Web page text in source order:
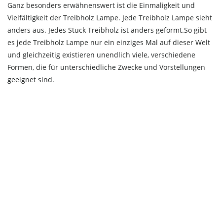
Ganz besonders erwähnenswert ist die Einmaligkeit und
Vielfältigkeit der Treibholz Lampe. Jede Treibholz Lampe sieht
anders aus. Jedes Stück Treibholz ist anders geformt.So gibt
es jede Treibholz Lampe nur ein einziges Mal auf dieser Welt
und gleichzeitig existieren unendlich viele, verschiedene
Formen, die für unterschiedliche Zwecke und Vorstellungen
geeignet sind.